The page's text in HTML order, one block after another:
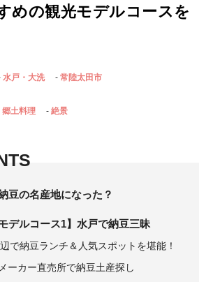
めの観光モデルコースを
水戸・大洗 常陸太田市
郷土料理 絶景
豆の名産地になった？
デルコース1】水戸で納豆三昧
で納豆ランチ＆人気スポットを堪能！
ーカー直売所で納豆土産探し